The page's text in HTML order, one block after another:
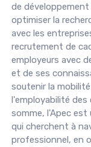
de
optimiser la
avec les
recrutement de
employeurs avec
et de ses
soutenir la
l'employabilité des
somme, l'Apec est
qui cherchent à
professionnel, en